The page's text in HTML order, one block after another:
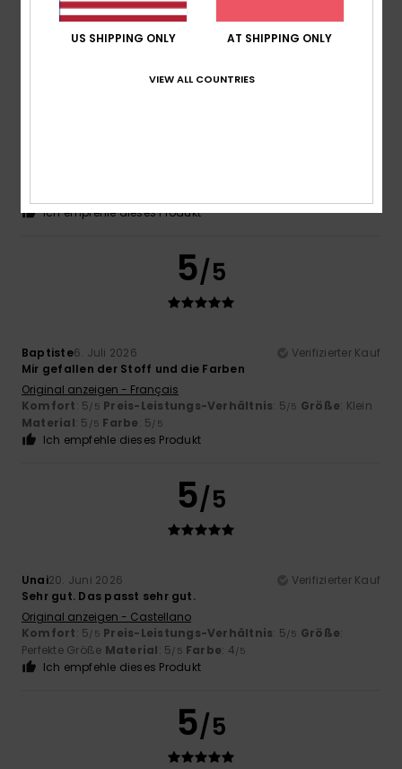
5
Ich empfehle dieses Produkt
5/5
Baptiste6. Juli 2026
Verifizierter Kauf
Mir gefallen der Stoff und die Farben
Original anzeigen - Français
Komfort: 5/5 Preis-Leistungs-Verhältnis: 5/5 Größe: Klein
Material: 5 /5 Farbe: 5/5
Ich empfehle dieses Produkt
5/5
Unai20. Juni 2026
Verifizierter Kauf
Sehr gut. Das passt sehr gut.
Original anzeigen - Castellano
Komfort: 5/5 Preis-Leistungs-Verhältnis: 5/5 Größe:
Perfekte Größe Material: 5/5 Farbe: 4/5
Ich empfehle dieses Produkt
5/5
US SHIPPING ONLY AT SHIPPING ONLY
VIEW ALL COUNTRIES